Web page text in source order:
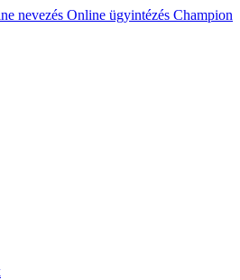
nevezés Online ügyintézés Champion